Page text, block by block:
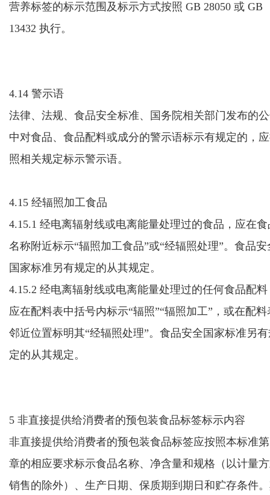
营养标签的标示范围及标示方式按照 GB 28050 或 GB
13432 执行。
4.14 警示语
法律、法规、食品安全标准、国务院相关部门发布的
中对食品、食品配料或成分的警示语标示有规定的，
照相关规定标示警示语。
4.15 经辐照加工食品
4.15.1 经电离辐射线或电离能量处理过的食品，应在食
名称附近标示“辐照加工食品”或“经辐照处理”。食品安
国家标准另有规定的从其规定。
4.15.2 经电离辐射线或电离能量处理过的任何食品配料
应在配料表中括号内标示“辐照”“辐照加工”，或在配料
邻近位置标明其“经辐照处理”。食品安全国家标准另
定的从其规定。
5 非直接提供给消费者的预包装食品标签标示内容
非直接提供给消费者的预包装食品标签应按照本标准
章的相应要求标示食品名称、净含量和规格 （以计量
销售的除外） 、生产日期、 保质期到期日 和贮存条件